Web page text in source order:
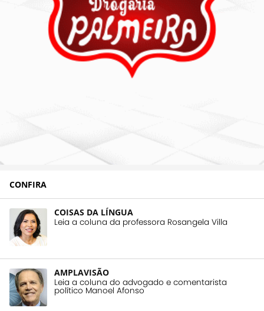
CONFIRA
COISAS DA LÍNGUA
Leia a coluna da professora Rosangela Villa
AMPLAVISÃO
Leia a coluna do advogado e comentarista
político Manoel Afonso